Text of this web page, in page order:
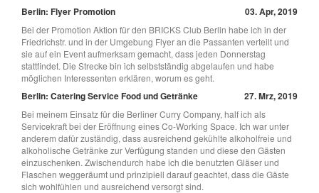
Berlin: Flyer Promotion 03. Apr, 2019
Bei der Promotion Aktion für den BRICKS Club Berlin habe ich in der
Friedrichstr. und in der Umgebung Flyer an die Passanten verteilt und
sie auf ein Event aufmerksam gemacht, dass jeden Donnerstag
stattfindet. Die Strecke bin ich selbstständig abgelaufen und habe
möglichen Interessenten erklären, worum es geht.
Berlin: Catering Service Food und Getränke 27. Mrz, 2019
Bei meinem Einsatz für die Berliner Curry Company, half ich als
Servicekraft bei der Eröffnung eines Co-Working Space. Ich war unter
anderem dafür zuständig, dass ausreichend gekühlte alkoholfreie und
alkoholische Getränke zur Verfügung standen und diese den Gästen
einzuschenken. Zwischendurch habe ich die benutzten Gläser und
Flaschen weggeräumt und prinzipiell darauf geachtet, dass die Gäste
sich wohlfühlen und ausreichend versorgt sind.